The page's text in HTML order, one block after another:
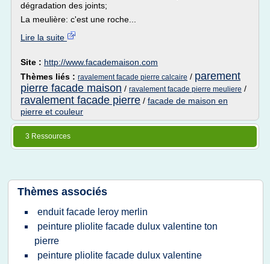
dégradation des joints;
La meulière: c'est une roche...
Lire la suite
Site : http://www.facademaison.com
Thèmes liés : ravalement facade pierre calcaire / parement
pierre facade maison / ravalement facade pierre meuliere /
ravalement facade pierre / facade de maison en
pierre et couleur
3 Ressources
Thèmes associés
enduit facade leroy merlin
peinture pliolite facade dulux valentine ton
pierre
peinture pliolite facade dulux valentine